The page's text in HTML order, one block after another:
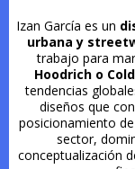
Izan García es un
urbana y
trabajo para
Hoodrich o
tendencias
diseños que
posicionamiento
sector,
conceptualización